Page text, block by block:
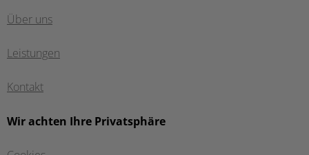
Über uns
Leistungen
Kontakt
Wir achten Ihre Privatsphäre